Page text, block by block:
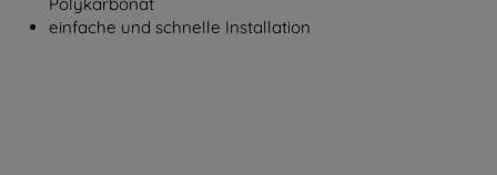
Polykarbonat
einfache und schnelle Installation